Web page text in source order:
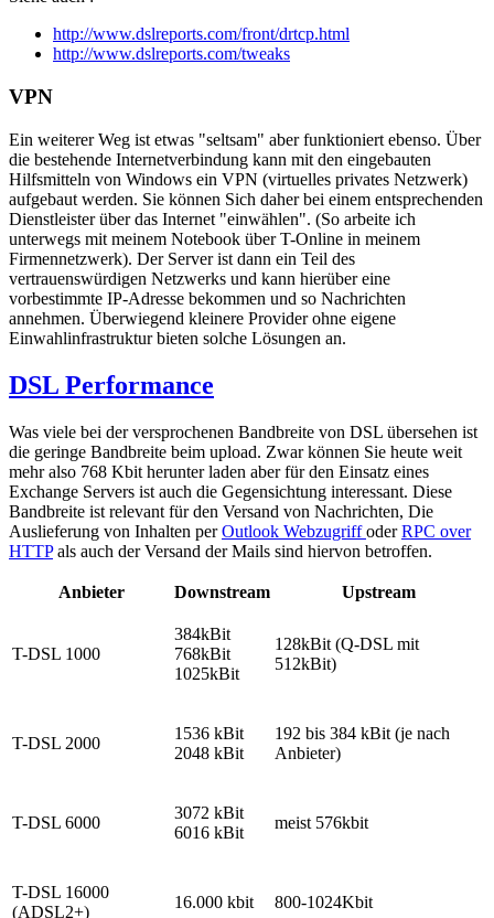
http://www.dslreports.com/front/drtcp.html
http://www.dslreports.com/tweaks
VPN
Ein weiterer Weg ist etwas "seltsam" aber funktioniert ebenso. Über
die bestehende Internetverbindung kann mit den eingebauten
Hilfsmitteln von Windows ein VPN (virtuelles privates Netzwerk)
aufgebaut werden. Sie können Sich daher bei einem entsprechenden
Dienstleister über das Internet "einwählen". (So arbeite ich
unterwegs mit meinem Notebook über T-Online in meinem
Firmennetzwerk). Der Server ist dann ein Teil des
vertrauenswürdigen Netzwerks und kann hierüber eine
vorbestimmte IP-Adresse bekommen und so Nachrichten
annehmen. Überwiegend kleinere Provider ohne eigene
Einwahlinfrastruktur bieten solche Lösungen an.
DSL Performance
Was viele bei der versprochenen Bandbreite von DSL übersehen ist
die geringe Bandbreite beim upload. Zwar können Sie heute weit
mehr also 768 Kbit herunter laden aber für den Einsatz eines
Exchange Servers ist auch die Gegensichtung interessant. Diese
Bandbreite ist relevant für den Versand von Nachrichten, Die
Auslieferung von Inhalten perOutlook WebzugriffoderRPC over
HTTPals auch der Versand der Mails sind hiervon betroffen.
Anbieter Downstream Upstream
T-DSL 1000
384kBit
768kBit
1025kBit
128kBit (Q-DSL mit
512kBit)
T-DSL 2000
1536 kBit
2048 kBit
192 bis 384 kBit (je nach
Anbieter)
T-DSL 6000
3072 kBit
6016 kBit
meist 576kbit
T-DSL 16000
(ADSL2+)
16.000 kbit 800-1024Kbit